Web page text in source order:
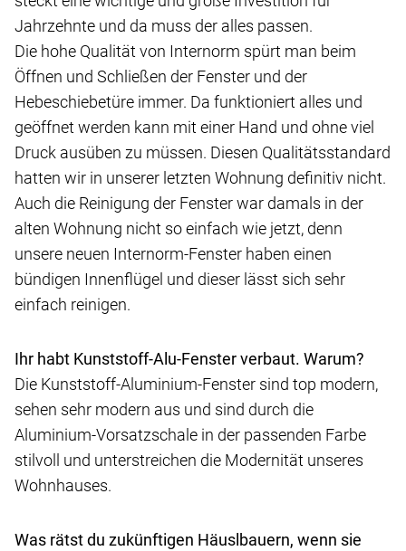
Jahrzehnte und da muss der alles passen.
Die hohe Qualität von Internorm spürt man beim
Öffnen und Schließen der Fenster und der
Hebeschiebetüre immer. Da funktioniert alles und
geöffnet werden kann mit einer Hand und ohne viel
Druck ausüben zu müssen. Diesen Qualitätsstandard
hatten wir in unserer letzten Wohnung definitiv nicht.
Auch die Reinigung der Fenster war damals in der
alten Wohnung nicht so einfach wie jetzt, denn
unsere neuen Internorm-Fenster haben einen
bündigen Innenflügel und dieser lässt sich sehr
einfach reinigen.
Ihr habt Kunststoff-Alu-Fenster verbaut. Warum?
Die Kunststoff-Aluminium-Fenster sind top modern,
sehen sehr modern aus und sind durch die
Aluminium-Vorsatzschale in der passenden Farbe
stilvoll und unterstreichen die Modernität unseres
Wohnhauses.
Was rätst du zukünftigen Häuslbauern, wenn sie